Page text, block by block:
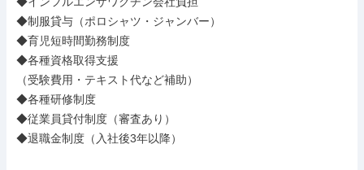
◆制服貸与（ポロシャツ・ジャンバー）
◆育児短時間勤務制度
◆各種資格取得支援
（受験費用・テキスト代など補助）
◆各種研修制度
◆従業員貸付制度（審査あり）
◆退職金制度（入社後3年以降）